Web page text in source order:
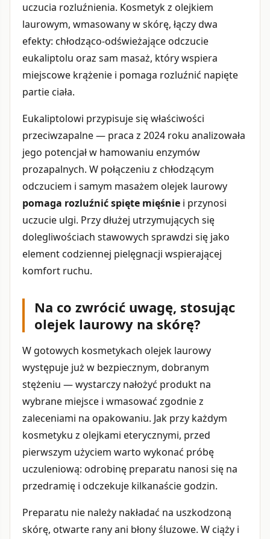
uczucia rozluźnienia. Kosmetyk z olejkiem
laurowym, wmasowany w skórę, łączy dwa
efekty: chłodząco-odświeżające odczucie
eukaliptolu oraz sam masaż, który wspiera
miejscowe krążenie i pomaga rozluźnić napięte
partie ciała.
Eukaliptolowi przypisuje się właściwości
przeciwzapalne — praca z 2024 roku analizowała
jego potencjał w hamowaniu enzymów
prozapalnych. W połączeniu z chłodzącym
odczuciem i samym masażem olejek laurowy
pomaga rozluźnić spięte mięśnie i przynosi
uczucie ulgi. Przy dłużej utrzymujących się
dolegliwościach stawowych sprawdzi się jako
element codziennej pielęgnacji wspierającej
komfort ruchu.
Na co zwrócić uwagę, stosując
olejek laurowy na skórę?
W gotowych kosmetykach olejek laurowy
występuje już w bezpiecznym, dobranym
stężeniu — wystarczy nałożyć produkt na
wybrane miejsce i wmasować zgodnie z
zaleceniami na opakowaniu. Jak przy każdym
kosmetyku z olejkami eterycznymi, przed
pierwszym użyciem warto wykonać próbę
uczuleniową: odrobinę preparatu nanosi się na
przedramię i odczekuje kilkanaście godzin.
Preparatu nie należy nakładać na uszkodzoną
skórę, otwarte rany ani błony śluzowe. W ciąży i